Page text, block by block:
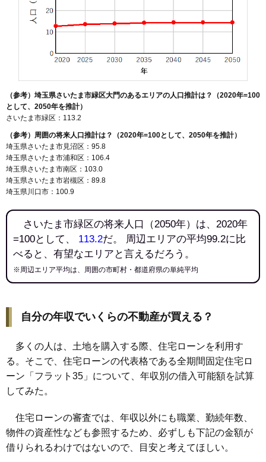
（参考）埼玉県さいたま市緑区大門のあるエリアの人口推計は？（2020年=100
として、2050年を推計）
さいたま市緑区：113.2
（参考）周囲の将来人口推計は？（2020年=100として、2050年を推計）
埼玉県さいたま市見沼区：95.8
埼玉県さいたま市浦和区：106.4
埼玉県さいたま市南区：103.0
埼玉県さいたま市岩槻区：89.8
埼玉県川口市：100.9
さいたま市緑区の将来人口（2050年）は、2020年
=100として、 113.2だ。 周辺エリアの平均99.2に比
べると、有望なエリアと言えるだろう。
※周辺エリア平均は、周囲の市町村・都道府県の単純平均
自分の年収でいくらの不動産が買える？
多くの人は、土地を購入する際、住宅ローンを利用す
る。そこで、住宅ローンの代表格である全期間固定住宅ロ
ーン「フラット35」について、年収別の借入可能額を試算
してみた。
住宅ローンの審査では、年収以外にも職業、勤続年数、
物件の資産性なども参照するため、必ずしも下記の金額が
借りられるわけではないので、目安と考えてほしい。